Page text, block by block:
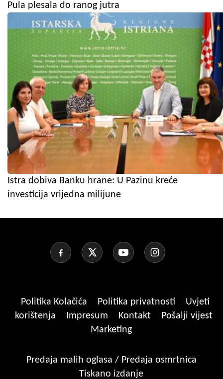
Pula plesala do ranog jutra
Istra dobiva Banku hrane: U Pazinu kreće
investicija vrijedna milijune
Politika Kolačića Politika privatnosti
Uvjeti
korištenja
Impresum Kontakt
Pošalji vijest
Marketing
Predaja malih oglasa / Predaja osmrtnica
Tiskano izdanje